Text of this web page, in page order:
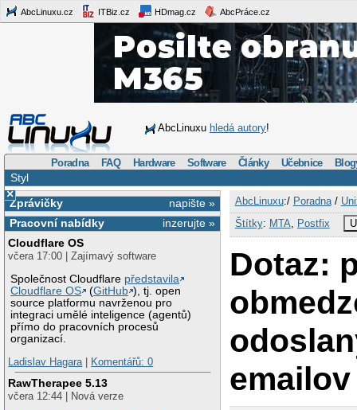
AbcLinuxu.cz ITBiz.cz HDmag.cz AbcPráce.cz
AbcLinuxu hledá autory!
Poradna FAQ Hardware Software Články Učebnice
Styl
×
napište »
Zprávičky
inzerujte »
Pracovní nabídky
Cloudflare OS
včera 17:00 | Zajímavý software
Společnost Cloudflare představila
Cloudflare OS
(GitHub ), tj. open
source platformu navrženou pro
integraci umělé inteligence (agentů)
přímo do pracovních procesů
organizací.
Ladislav Hagara| Komentářů: 0
RawTherapee 5.13
včera 12:44 | Nová verze
AbcLinuxu:/ Poradna/
Štítky: MTA Postfix
Dotaz:
emailov